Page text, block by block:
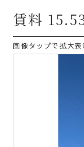
路線・駅
プラウド
入居のし
賃料
画像タップで拡大表